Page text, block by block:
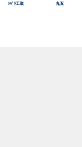
ｼﾊﾞﾗ工業 丸五